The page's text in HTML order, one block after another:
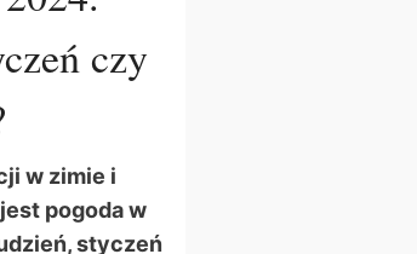
czy
w zimie i
pogoda w
styczeń